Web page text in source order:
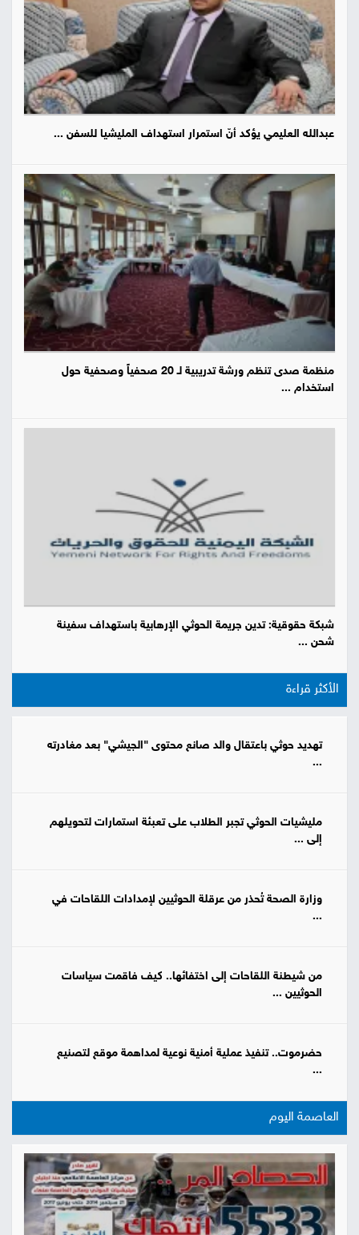
عبدالله العليمي يؤكد أنّ استمرار استهداف المليشيا للسفن ...
منظمة صدى تنظم ورشة تدريبية لـ 20 صحفياً وصحفية حول
استخدام ...
شبكة حقوقية: تدين جريمة الحوثي الإرهابية باستهداف سفينة
شحن ...
الأكثر قراءة
تهديد حوثي باعتقال والد صانع محتوى "الجيشي" بعد مغادرته
...
مليشيات الحوثي تجبر الطلاب على تعبئة استمارات لتحويلهم
إلى ...
وزارة الصحة تُحذر من عرقلة الحوثيين لإمدادات اللقاحات في
...
من شيطنة اللقاحات إلى اختفائها.. كيف فاقمت سياسات
الحوثيين ...
حضرموت.. تنفيذ عملية أمنية نوعية لمداهمة موقع لتصنيع
...
العاصمة اليوم